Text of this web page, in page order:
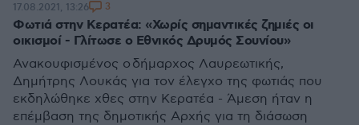
Φωτιά στην Κερατέα: «Χωρίς σημαντικές ζημιές οι
οικισμοί - Γλίτωσε ο Εθνικός Δρυμός Σουνίου»
Ανακουφισμένος ο δήμαρχος Λαυρεωτικής,
Δημήτρης Λουκάς για τον έλεγχο της φωτιάς που
εκδηλώθηκε χθες στην Κερατέα - Άμεση ήταν η
επέμβαση της δημοτικής Αρχής για τη διάσωση
17.08.2021, 13:26 3